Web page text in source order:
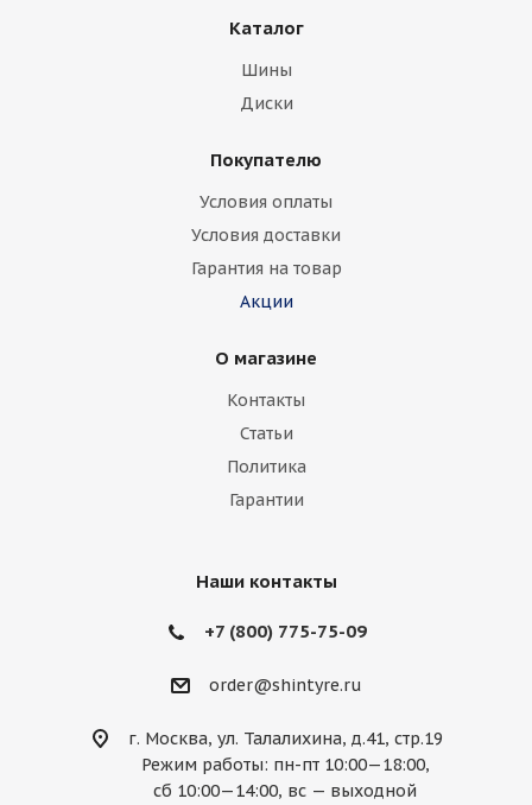
Каталог
Шины
Диски
Покупателю
Условия оплаты
Условия доставки
Гарантия на товар
Акции
О магазине
Контакты
Статьи
Политика
Гарантии
Наши контакты
+7 (800) 775-75-09
order@shintyre.ru
г. Москва, ул. Талалихина, д.41, стр.19
Режим работы: пн-пт 10:00—18:00,
сб 10:00—14:00, вс — выходной